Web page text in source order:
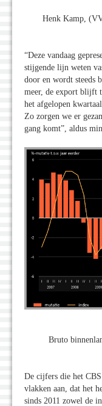
Henk Kamp,
“Deze vandaag
stijgende lijn weten
door en wordt steeds
meer, de export blijft
het afgelopen
Zo zorgen we er
gang komt”, aldus
Bruto
De cijfers die het
vlakken aan, dat het
sinds 2011 zowel de